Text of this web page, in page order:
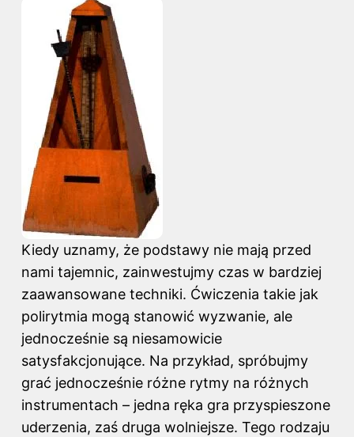
Kiedy uznamy, że podstawy nie mają przed
nami tajemnic, zainwestujmy czas w bardziej
zaawansowane techniki. Ćwiczenia takie jak
polirytmia mogą stanowić wyzwanie, ale
jednocześnie są niesamowicie
satysfakcjonujące. Na przykład, spróbujmy
grać jednocześnie różne rytmy na różnych
instrumentach – jedna ręka gra przyspieszone
uderzenia, zaś druga wolniejsze. Tego rodzaju